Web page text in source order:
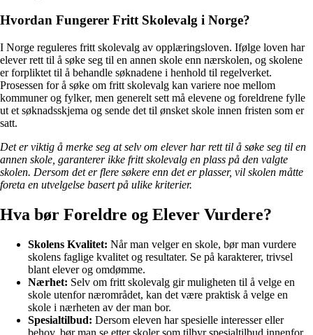
Hvordan Fungerer Fritt Skolevalg i Norge?
I Norge reguleres fritt skolevalg av opplæringsloven. Ifølge loven har
elever rett til å søke seg til en annen skole enn nærskolen, og skolene
er forpliktet til å behandle søknadene i henhold til regelverket.
Prosessen for å søke om fritt skolevalg kan variere noe mellom
kommuner og fylker, men generelt sett må elevene og foreldrene fylle
ut et søknadsskjema og sende det til ønsket skole innen fristen som er
satt.
Det er viktig å merke seg at selv om elever har rett til å søke seg til en
annen skole, garanterer ikke fritt skolevalg en plass på den valgte
skolen. Dersom det er flere søkere enn det er plasser, vil skolen måtte
foreta en utvelgelse basert på ulike kriterier.
Hva bør Foreldre og Elever Vurdere?
Skolens Kvalitet: Når man velger en skole, bør man vurdere
skolens faglige kvalitet og resultater. Se på karakterer, trivsel
blant elever og omdømme.
Nærhet: Selv om fritt skolevalg gir muligheten til å velge en
skole utenfor nærområdet, kan det være praktisk å velge en
skole i nærheten av der man bor.
Spesialtilbud: Dersom eleven har spesielle interesser eller
behov, bør man se etter skoler som tilbyr spesialtilbud innenfor